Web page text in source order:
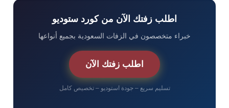
اطلب زفتك الآن من كورد ستوديو
خبراء متخصصون في الزفات السعودية بجميع أنواعها
اطلب زفتك الآن
تسليم سريع – جودة استوديو – تخصيص كامل